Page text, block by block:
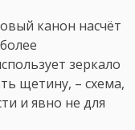
канон насчёт
зеркало
щетину, – схема,
и явно не для